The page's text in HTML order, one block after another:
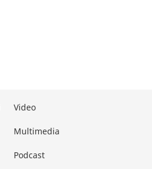
Video
Multimedia
Podcast